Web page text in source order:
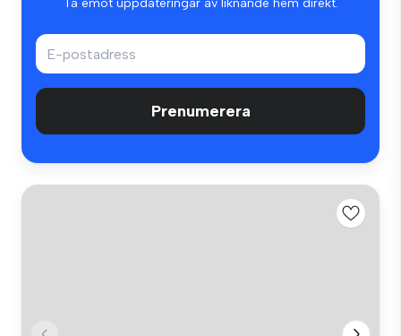
Ta emot uppdateringar av liknande hem direkt.
Prenumerera